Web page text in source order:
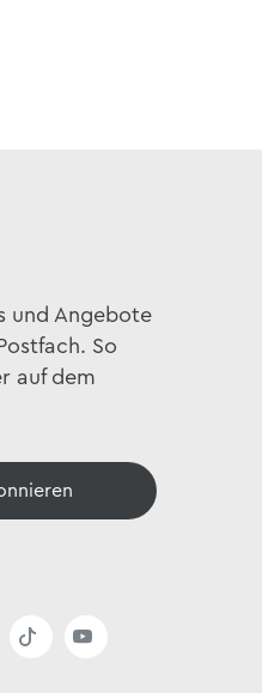
und Angebote
So
auf dem